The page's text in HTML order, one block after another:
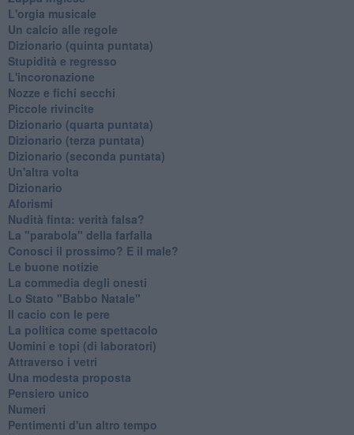
L'orgia musicale
Un calcio alle regole
Dizionario (quinta puntata)
Stupidità e regresso
L'incoronazione
Nozze e fichi secchi
Piccole rivincite
​Dizionario (quarta puntata)
​Dizionario (terza puntata)
​Dizionario (seconda puntata)
Un'altra volta
Dizionario
Aforismi
Nudità finta: verità falsa?
La "parabola" della farfalla
Conosci il prossimo? E il male?
Le buone notizie
La commedia degli onesti
Lo Stato "Babbo Natale"
Il cacio con le pere
La politica come spettacolo
Uomini e topi (di laboratori)
Attraverso i vetri
Una modesta proposta
Pensiero unico
Numeri
Pentimenti d'un altro tempo